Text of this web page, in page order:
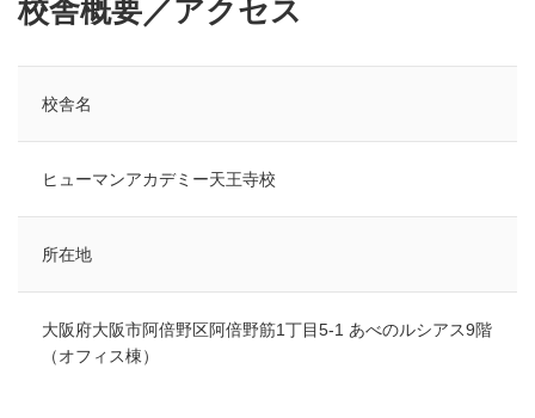
校舎概要／アクセス
校舎名
ヒューマンアカデミー天王寺校
所在地
大阪府大阪市阿倍野区阿倍野筋1丁目5-1 あべのルシアス9階
（オフィス棟）